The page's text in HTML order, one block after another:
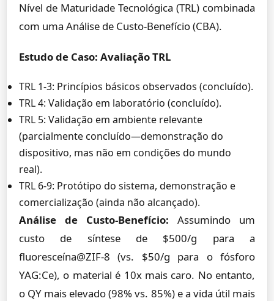
Nível de Maturidade Tecnológica (TRL) combinada
com uma Análise de Custo-Benefício (CBA).
Estudo de Caso: Avaliação TRL
TRL 1-3: Princípios básicos observados (concluído).
TRL 4: Validação em laboratório (concluído).
TRL 5: Validação em ambiente relevante
(parcialmente concluído—demonstração do
dispositivo, mas não em condições do mundo
real).
TRL 6-9: Protótipo do sistema, demonstração e
comercialização (ainda não alcançado).
Análise de Custo-Benefício: Assumindo um
custo de síntese de $500/g para a
fluoresceína@ZIF-8 (vs. $50/g para o fósforo
YAG:Ce), o material é 10x mais caro. No entanto,
o QY mais elevado (98% vs. 85%) e a vida útil mais